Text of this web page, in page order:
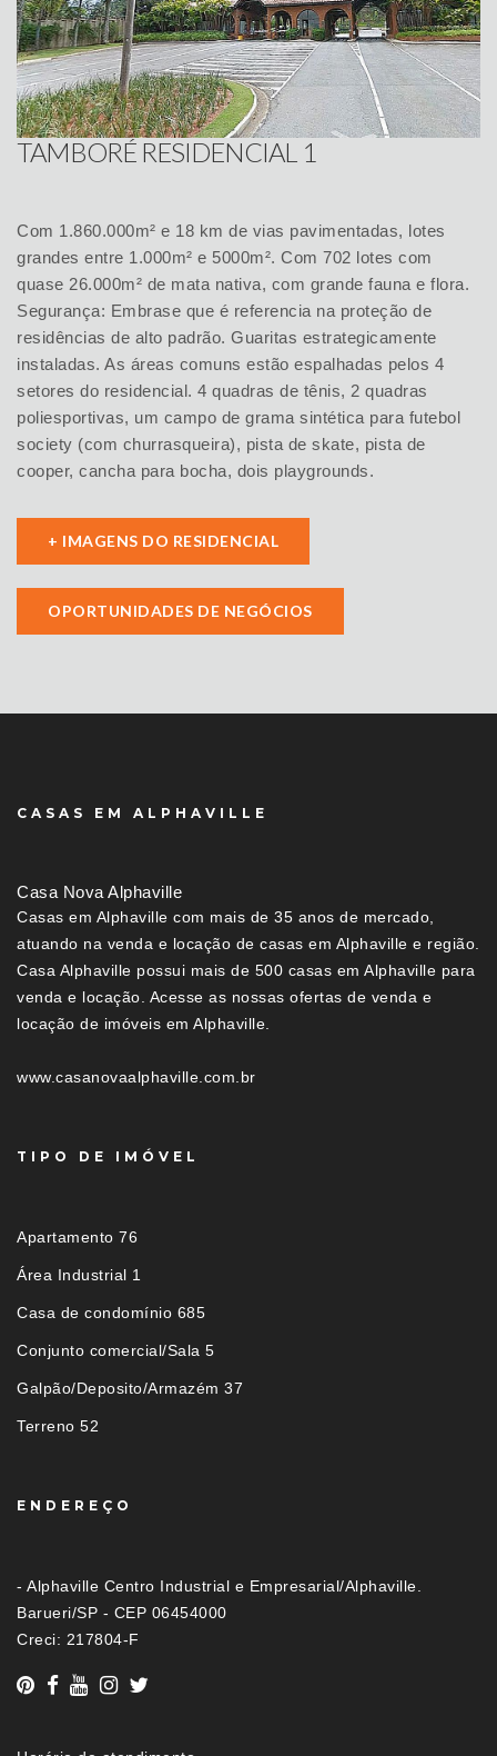
TAMBORÉ RESIDENCIAL 1
Com 1.860.000m² e 18 km de vias pavimentadas, lotes
grandes entre 1.000m² e 5000m². Com 702 lotes com
quase 26.000m² de mata nativa, com grande fauna e flora.
Segurança: Embrase que é referencia na proteção de
residências de alto padrão. Guaritas estrategicamente
instaladas. As áreas comuns estão espalhadas pelos 4
setores do residencial. 4 quadras de tênis, 2 quadras
poliesportivas, um campo de grama sintética para futebol
society (com churrasqueira), pista de skate, pista de
cooper, cancha para bocha, dois playgrounds.
+ IMAGENS DO RESIDENCIAL
OPORTUNIDADES DE NEGÓCIOS
CASAS EM ALPHAVILLE
Casa Nova Alphaville
Casas em Alphaville com mais de 35 anos de mercado,
atuando na venda e locação de casas em Alphaville e região.
Casa Alphaville possui mais de 500 casas em Alphaville para
venda e locação. Acesse as nossas ofertas de venda e
locação de imóveis em Alphaville.
www.casanovaalphaville.com.br
TIPO DE IMÓVEL
Apartamento 76
Área Industrial 1
Casa de condomínio 685
Conjunto comercial/Sala 5
Galpão/Deposito/Armazém 37
Terreno 52
ENDEREÇO
- Alphaville Centro Industrial e Empresarial/Alphaville.
Barueri/SP - CEP 06454000
Creci: 217804-F